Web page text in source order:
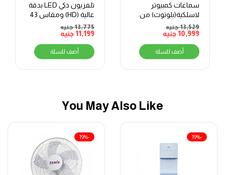
سماعات كمبيوتر
لاسلكية(بلوتوث) من
دوب SX5 – اسود
13,529جنيه
10,999جنيه
أضف للسلة
تلفزيون ذكي LED بدقة
عالية (HD) ومقاس 43
بوصة، مزود بريسيفر
مدمج ونظام أندرويد 9
13,775جنيه
11,199جنيه
أضف للسلة
You May Also Like
-19%
-19%